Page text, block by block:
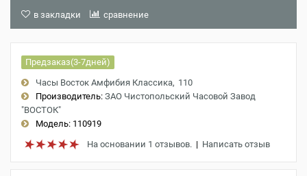
в закладки сравнение
Предзаказ(3-7дней)
Часы Восток Амфибия Классика 110
Производитель: ЗАО Чистопольский Часовой Завод
"ВОСТОК"
Модель: 110919
На основании 1 отзывов. | Написать отзыв